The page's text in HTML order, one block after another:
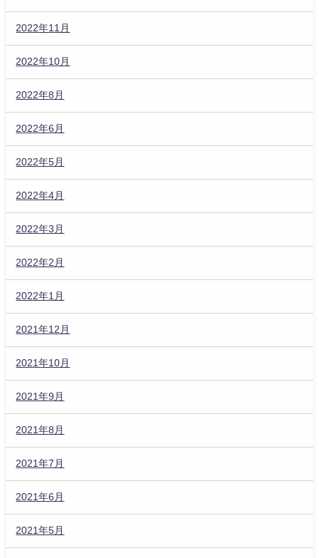
2022年11月
2022年10月
2022年8月
2022年6月
2022年5月
2022年4月
2022年3月
2022年2月
2022年1月
2021年12月
2021年10月
2021年9月
2021年8月
2021年7月
2021年6月
2021年5月